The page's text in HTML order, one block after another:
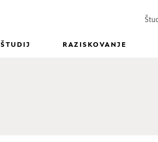
ŠTUDIJ RAZISKOVANJE